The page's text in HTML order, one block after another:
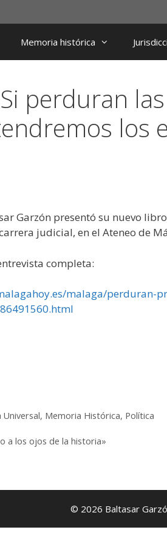
Memoria histórica
perduran
los
Garzón presentó su nuevo
judicial, en el Ateneo de
completa:
malaga/perduran-
Universal, Memoria Histórica, Política
a los ojos de la historia»
© 2026 Baltasar